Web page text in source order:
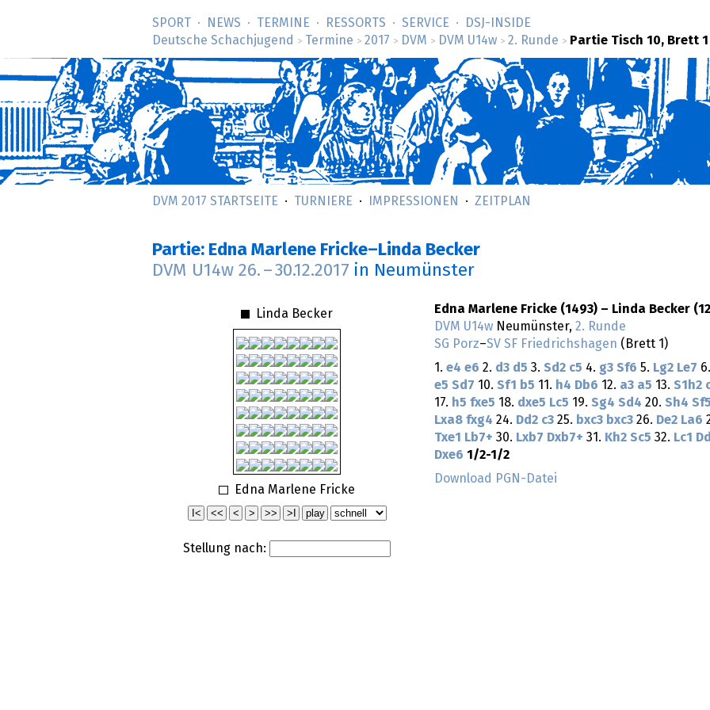
SPORT NEWS TERMINE RESSORTS SERVICE
DSJ-­INSIDE
Deutsche Schachjugend
> Termine > 2017 > DVM > DVM U14w > 2. Runde > Partie Tisch 10, Brett 1
DVM 2017 STARTSEITE TURNIERE IMPRESSIONEN ZEITPLAN
Partie: Edna Marlene Fricke–Linda Becker
DVM U14w 26. –30.12.2017 in Neumünster
Linda Becker
Edna Marlene Fricke
Stellung nach:
Edna Marlene Fricke (1493) – Linda Becker
DVM U14w Neumünster, 2. Runde
SG Porz–SV SF Friedrichshagen (Brett 1)
1. e4 e6 2. d3 d5 3. Sd2 c5 4. g3 Sf6 5. Lg2 Le7
e5 Sd7 10. Sf1 b5 11. h4 Db6 12. a3 a5 13. S1h2
17. h5 fxe5 18. dxe5 Lc5 19. Sg4 Sd4 20. Sh4
Lxa8 fxg4 24. Dd2 c3 25. bxc3 bxc3 26. De2 La6
Txe1
Lb7+ 30. Lxb7 Dxb7+ 31. Kh2 Sc5 32. Lc1
Dxe6 1/2-1/2
Download PGN-Datei